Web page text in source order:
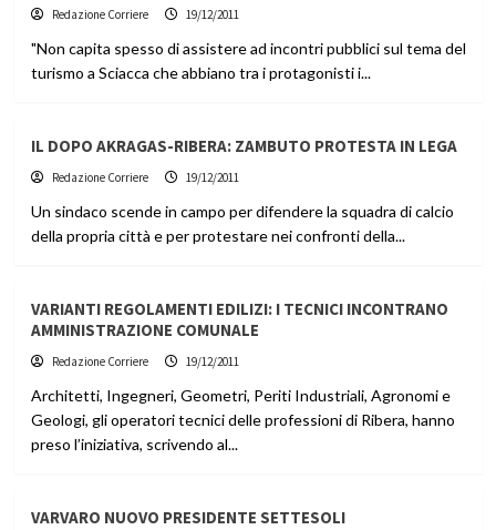
Redazione Corriere 19/12/2011
"Non capita spesso di assistere ad incontri pubblici sul tema del
turismo a Sciacca che abbiano tra i protagonisti i...
IL DOPO AKRAGAS-RIBERA: ZAMBUTO PROTESTA IN LEGA
Redazione Corriere 19/12/2011
Un sindaco scende in campo per difendere la squadra di calcio
della propria città e per protestare nei confronti della...
VARIANTI REGOLAMENTI EDILIZI: I TECNICI INCONTRANO
AMMINISTRAZIONE COMUNALE
Redazione Corriere 19/12/2011
Architetti, Ingegneri, Geometri, Periti Industriali, Agronomi e
Geologi, gli operatori tecnici delle professioni di Ribera, hanno
preso l’iniziativa, scrivendo al...
VARVARO NUOVO PRESIDENTE SETTESOLI